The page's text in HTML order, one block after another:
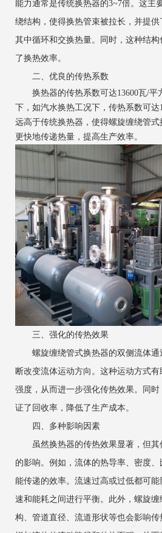
能力通常是传统换热器的3~7倍。这主
绕结构，使得换热管束被拉长，并提
其中循环和交换热量。同时，这种结
了换热效率。
二、优良的传热系数
换热器的传热系数可达13600瓦/平
下，如汽水换热工况下，传热系数可
远高于传统换热器，使得螺旋缠绕管
更快地传递热量，提高生产效率。
三、强化的传热效果
螺旋缠绕管式换热器的双侧流体通
断改变流体运动方向。这种运动方式
强度，从而进一步强化传热效果。同
证了回收率，降低了生产成本。
四、多种影响因素
虽然换热器的传热效果显著，但其
的影响。例如，流体的热导率、密度
能传递的效率。流速过高或过低都可
速和能耗之间进行平衡。此外，螺旋
构、管道直径、流道形状等也会影响